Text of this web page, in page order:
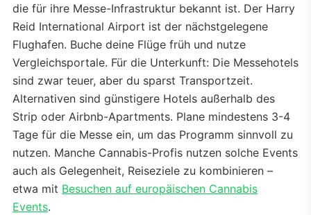
die für ihre Messe-Infrastruktur bekannt ist. Der Harry
Reid International Airport ist der nächstgelegene
Flughafen. Buche deine Flüge früh und nutze
Vergleichsportale. Für die Unterkunft: Die Messehotels
sind zwar teuer, aber du sparst Transportzeit.
Alternativen sind günstigere Hotels außerhalb des
Strip oder Airbnb-Apartments. Plane mindestens 3-4
Tage für die Messe ein, um das Programm sinnvoll zu
nutzen. Manche Cannabis-Profis nutzen solche Events
auch als Gelegenheit, Reiseziele zu kombinieren –
etwa mit Besuchen auf europäischen Cannabis
Events.